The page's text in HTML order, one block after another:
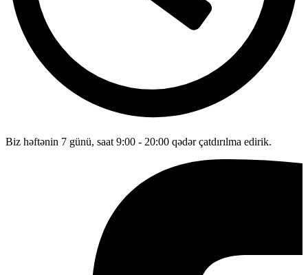
Biz həftənin 7 günü, saat 9:00 - 20:00 qədər çatdırılma edirik.